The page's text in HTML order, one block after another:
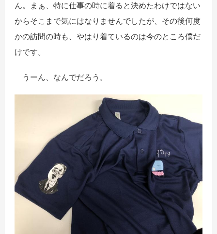
ん。まぁ、特に仕事の時に着ると決めたわけではない
からそこまで気にはなりませんでしたが、その後何度
かの訪問の時も、やはり着ているのは今のところ僕だ
けです。
うーん、なんでだろう。